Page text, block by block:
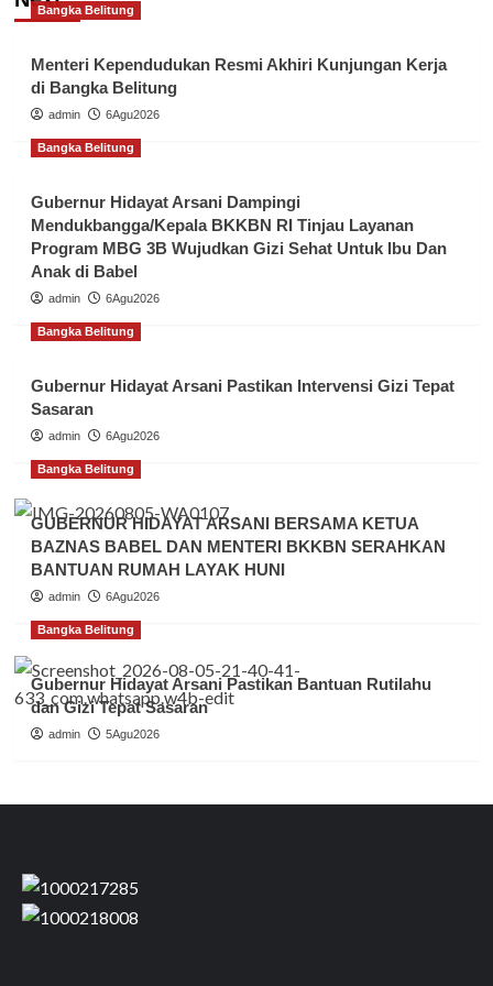
Bangka Belitung
Menteri Kependudukan Resmi Akhiri Kunjungan Kerja
di Bangka Belitung
admin 6Agu2026
Bangka Belitung
Gubernur Hidayat Arsani Dampingi
Mendukbangga/Kepala BKKBN RI Tinjau Layanan
Program MBG 3B Wujudkan Gizi Sehat Untuk Ibu Dan
Anak di Babel
admin 6Agu2026
Bangka Belitung
Gubernur Hidayat Arsani Pastikan Intervensi Gizi Tepat
Sasaran
admin 6Agu2026
Bangka Belitung
GUBERNUR HIDAYAT ARSANI BERSAMA KETUA
BAZNAS BABEL DAN MENTERI BKKBN SERAHKAN
BANTUAN RUMAH LAYAK HUNI
admin 6Agu2026
Bangka Belitung
Gubernur Hidayat Arsani Pastikan Bantuan Rutilahu
dan Gizi Tepat Sasaran
admin 5Agu2026